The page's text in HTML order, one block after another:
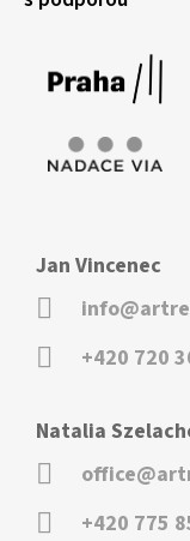
Jan Vincenec
+420 720
Natalia
+420 775